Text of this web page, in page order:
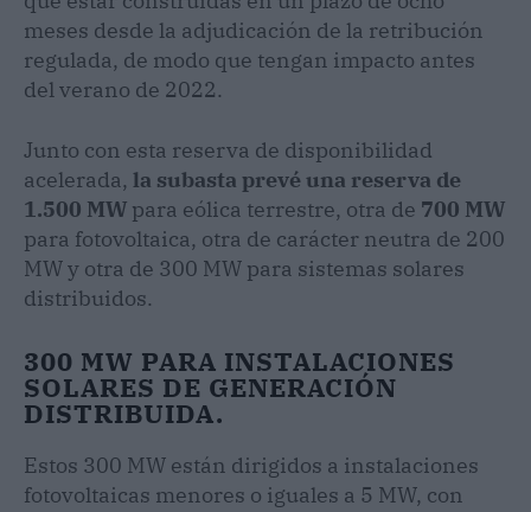
meses desde la adjudicación de la retribución
regulada, de modo que tengan impacto antes
del verano de 2022.
Junto con esta reserva de disponibilidad
acelerada, la subasta prevé una reserva de
1.500 MW para eólica terrestre, otra de 700 MW
para fotovoltaica, otra de carácter neutra de 200
MW y otra de 300 MW para sistemas solares
distribuidos.
300 MW PARA INSTALACIONES
SOLARES DE GENERACIÓN
DISTRIBUIDA.
Estos 300 MW están dirigidos a instalaciones
fotovoltaicas menores o iguales a 5 MW, con